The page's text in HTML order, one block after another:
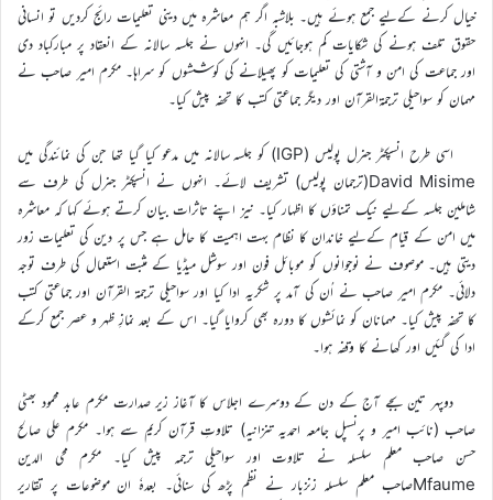
خیال کرنے کےليے جمع ہوئے ہیں۔ بلاشبہ اگر ہم معاشرہ میں دینی تعلیمات رائج کردیں تو انسانی
حقوق تلف ہونے کی شکایات کم ہوجائیں گی۔ انہوں نے جلسہ سالانہ کے انعقاد پر مبارکباد دی
اور جماعت کی امن و آشتی کی تعلیمات کو پھیلانے کی کوششوں کو سراہا۔ مکرم امیر صاحب نے
مہمان کو سواحیلی ترجمۃالقرآن اور دیگر جماعتی کتب کا تحفہ پیش کیا۔
اسی طرح انسپکٹر جنرل پولیس (IGP) کو جلسہ سالانہ میں مدعو کیا گیا تھا جن کی نمائندگی میں
David Misime(ترجمان پولیس) تشریف لائے۔ انہوں نے انسپکٹر جنرل کی طرف سے
شاملین جلسہ کےليے نیک تمناؤں کا اظہار کیا۔ نیز اپنے تاثرات بیان کرتے ہوئے کہا کہ معاشرہ
میں امن کے قیام کےليے خاندان کا نظام بہت اہمیت کا حامل ہے جس پر دین کی تعلیمات زور
دیتی ہیں۔ موصوف نے نوجوانوں کو موبائل فون اور سوشل میڈیا کے مثبت استعمال کی طرف توجہ
دلائی۔ مکرم امیر صاحب نے اُن کی آمد پر شکریہ ادا کیا اور سواحیلی ترجمۃ القرآن اور جماعتی کتب
کا تحفہ پیش کیا۔ مہمانان کو نمائشوں کا دورہ بھی کروایا گیا۔ اس کے بعد نمازِ ظہر و عصر جمع کرکے
ادا کی گئیں اور کھانے کا وقفہ ہوا۔
دوپہر تین بجے آج کے دن کے دوسرے اجلاس کا آغاز زیر صدارت مکرم عابد محمود بھٹی
صاحب (نائب امیر و پرنسپل جامعہ احمدیہ تنزانیہ) تلاوتِ قرآن کریم سے ہوا۔ مکرم علی صالح
حسن صاحب معلم سلسلہ نے تلاوت اور سواحیلی ترجمہ پیش کیا۔ مکرم محی الدین
Mfaumeصاحب معلم سلسلہ زنزبار نے نظم پڑھ کی سنائی۔ بعدہٗ ان موضوعات پر تقاریر